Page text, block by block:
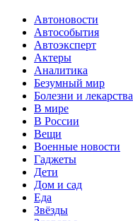
Автоновости
Автособытия
Автоэксперт
Актеры
Аналитика
Безумный мир
Болезни и лекарства
В мире
В России
Вещи
Военные новости
Гаджеты
Дети
Дом и сад
Еда
Звёзды